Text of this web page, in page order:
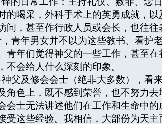
的喝采，外科手术上的英勇成就，
问，甚至作行政人员或会长，也往
青年男女并不以为这些教书、看护
青年们觉得神父的一些工作，甚至
不会给人什么深刻的印象。
父及修会会士（绝非大多数），看
角色上，既不感到荣誉，也不努力
会士无法讲述他们在工作和生命中
受这些经验。我相信，大部份为天